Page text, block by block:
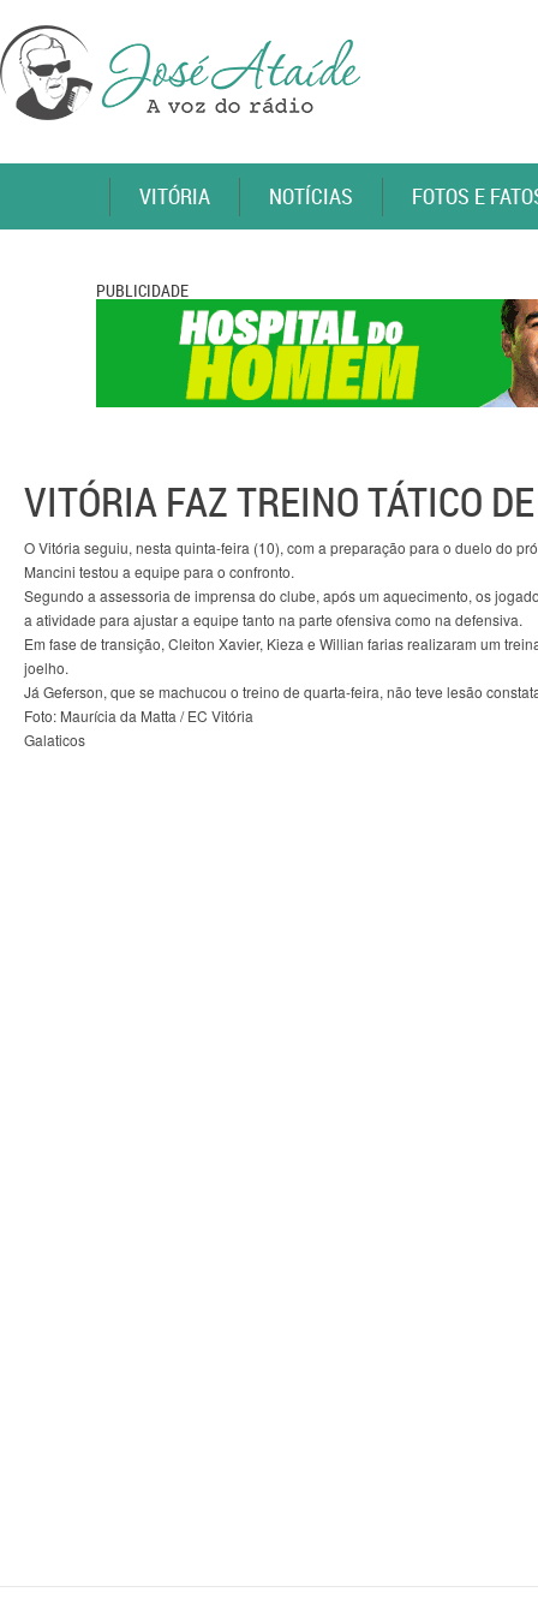
VITÓRIA NOTÍCIAS FOTOS E
PUBLICIDADE
VITÓRIA FAZ TREINO TÁTICO
O Vitória seguiu, nesta quinta-feira (10), com a preparação para o duelo do
Mancini testou a equipe para o confronto.
Segundo a assessoria de imprensa do clube, após um aquecimento, os
a atividade para ajustar a equipe tanto na parte ofensiva como na defensiva.
Em fase de transição, Cleiton Xavier, Kieza e Willian farias realizaram um
joelho.
Já Geferson, que se machucou o treino de quarta-feira, não teve lesão
Foto: Maurícia da Matta / EC Vitória
Galaticos